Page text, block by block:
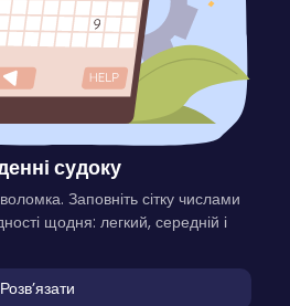
судоку
Заповніть сітку числами
щодня: легкий, середній і
Розвʼязати